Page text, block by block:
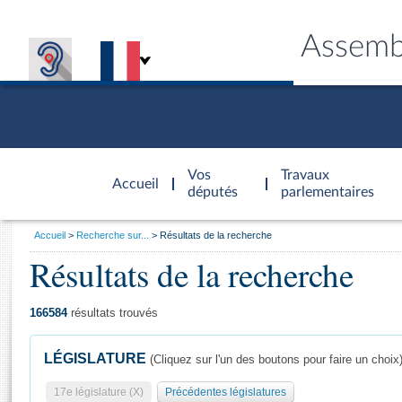
Accueil
d'accueil
Vos
députés
Travaux
parlementaires
Général
Vous
Accueil Recherche sur... Résultats de la recherche
Résultats de la recherche
166584résultats trouvés
LÉGISLATURE (Cliquez sur l'un des boutons pour faire un choix)
17e législature (X) Précédentes législatures